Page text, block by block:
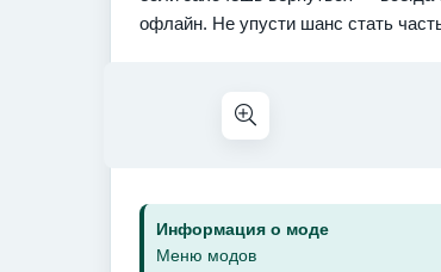
офлайн. Не упусти шанс стать
Информация о моде
Меню модов